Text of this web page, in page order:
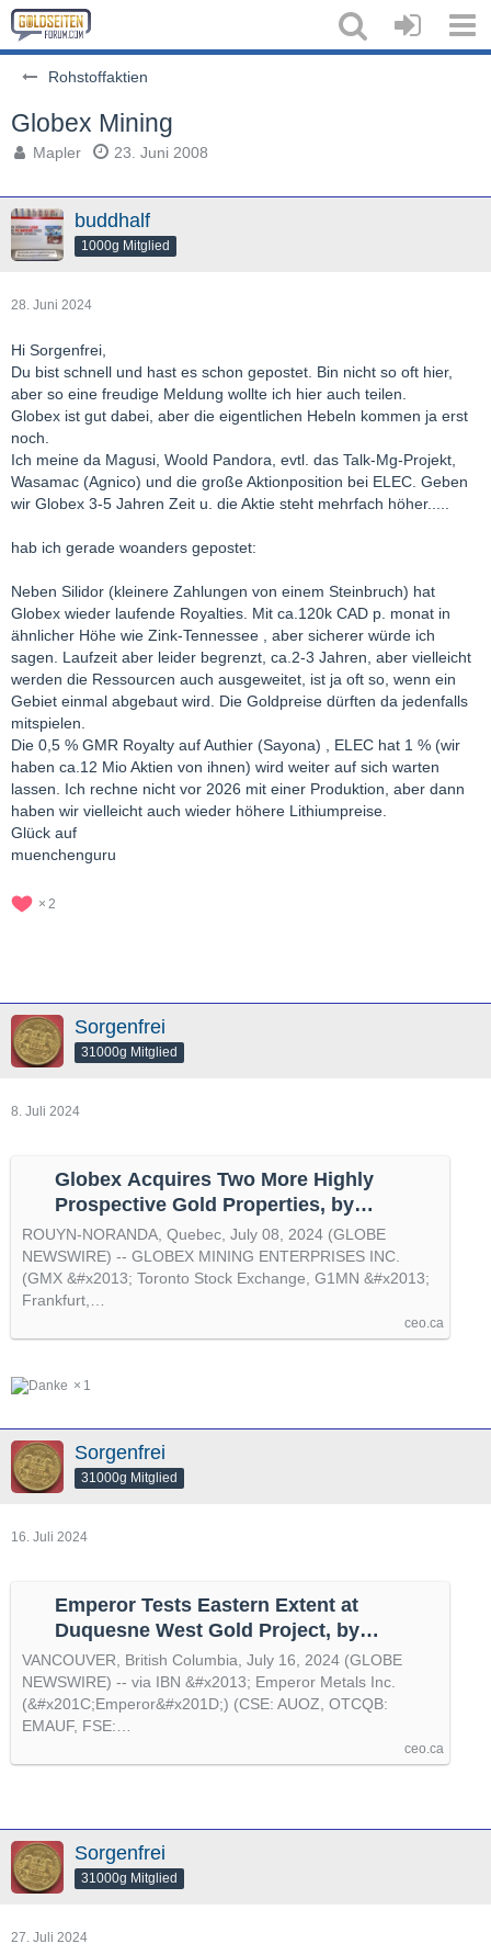
Rohstoffaktien
Globex Mining
Mapler 23. Juni 2008
buddhalf
1000g Mitglied
28. Juni 2024
Hi Sorgenfrei,
Du bist schnell und hast es schon gepostet. Bin nicht so oft hier,
aber so eine freudige Meldung wollte ich hier auch teilen.
Globex ist gut dabei, aber die eigentlichen Hebeln kommen ja erst
noch.
Ich meine da Magusi, Woold Pandora, evtl. das Talk-Mg-Projekt,
Wasamac (Agnico) und die große Aktionposition bei ELEC. Geben
wir Globex 3-5 Jahren Zeit u. die Aktie steht mehrfach höher.....
hab ich gerade woanders gepostet:
Neben Silidor (kleinere Zahlungen von einem Steinbruch) hat
Globex wieder laufende Royalties. Mit ca.120k CAD p. monat in
ähnlicher Höhe wie Zink-Tennessee , aber sicherer würde ich
sagen. Laufzeit aber leider begrenzt, ca.2-3 Jahren, aber vielleicht
werden die Ressourcen auch ausgeweitet, ist ja oft so, wenn ein
Gebiet einmal abgebaut wird. Die Goldpreise dürften da jedenfalls
mitspielen.
Die 0,5 % GMR Royalty auf Authier (Sayona) , ELEC hat 1 % (wir
haben ca.12 Mio Aktien von ihnen) wird weiter auf sich warten
lassen. Ich rechne nicht vor 2026 mit einer Produktion, aber dann
haben wir vielleicht auch wieder höhere Lithiumpreise.
Glück auf
muenchenguru
2
Sorgenfrei
31000g Mitglied
8. Juli 2024
Globex Acquires Two More Highly
Prospective Gold Properties, by
@GlobeNewswire
ROUYN-NORANDA, Quebec, July 08, 2024 (GLOBE
NEWSWIRE) -- GLOBEX MINING ENTERPRISES INC.
(GMX &#x2013; Toronto Stock Exchange, G1MN &#x2013;
Frankfurt,…
ceo.ca
1
Sorgenfrei
31000g Mitglied
16. Juli 2024
Emperor Tests Eastern Extent at
Duquesne West Gold Project, by
@GlobeNewswire
VANCOUVER, British Columbia, July 16, 2024 (GLOBE
NEWSWIRE) -- via IBN &#x2013; Emperor Metals Inc.
(&#x201C;Emperor&#x201D;) (CSE: AUOZ, OTCQB:
EMAUF, FSE:…
ceo.ca
Sorgenfrei
31000g Mitglied
27. Juli 2024